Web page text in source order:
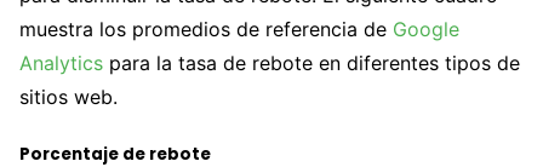
muestra los promedios de referencia de Google
Analytics para la tasa de rebote en diferentes tipos de
sitios web.
Porcentaje de rebote